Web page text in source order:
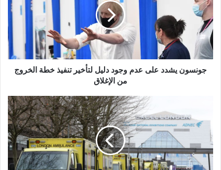
عدم
وجود
دليل
لتأخير
تنفيذ
خطة
الخروج
جونسون يشدد على عدم وجود دليل لتأخير تنفيذ خطة الخروج
من الإغلاق
بريطانيا:
حصيلة
الإصابات
والوفيات
اليومية